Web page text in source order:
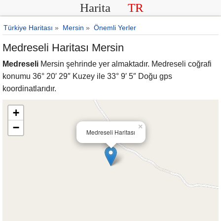
Harita TR
Türkiye Haritası » Mersin » Önemli Yerler
Medreseli Haritası Mersin
Medreseli Mersin şehrinde yer almaktadır. Medreseli coğrafi
konumu 36° 20′ 29″ Kuzey ile 33° 9′ 5″ Doğu gps
koordinatlarıdır.
Medreseli Haritası
×
+
−